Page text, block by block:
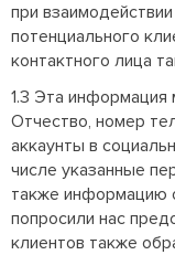
при
потенциального
контактного лица
1.3 Эта
Отчество, номер
аккаунты в
числе указанные
также информацию
попросили нас
клиентов также